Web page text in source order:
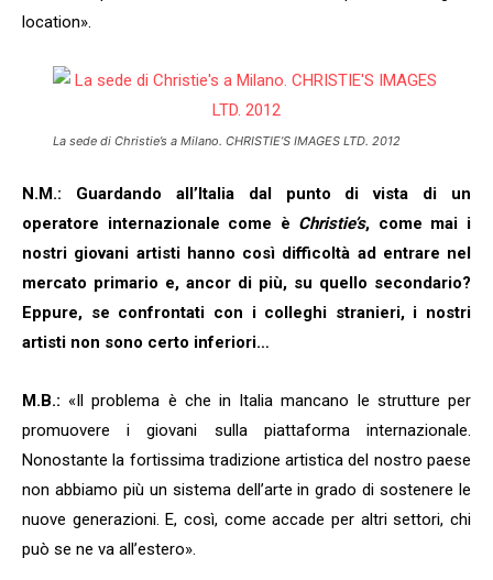
location».
La sede di Christie’s a Milano. CHRISTIE’S IMAGES LTD. 2012
N.M.: Guardando all’Italia dal punto di vista di un
operatore internazionale come è Christie’s, come mai i
nostri giovani artisti hanno così difficoltà ad entrare nel
mercato primario e, ancor di più, su quello secondario?
Eppure, se confrontati con i colleghi stranieri, i nostri
artisti non sono certo inferiori…
M.B.: «Il problema è che in Italia mancano le strutture per
promuovere i giovani sulla piattaforma internazionale.
Nonostante la fortissima tradizione artistica del nostro paese
non abbiamo più un sistema dell’arte in grado di sostenere le
nuove generazioni. E, così, come accade per altri settori, chi
può se ne va all’estero».